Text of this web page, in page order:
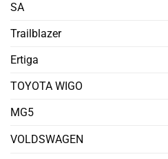
SA
Trailblazer
Ertiga
TOYOTA WIGO
MG5
VOLDSWAGEN